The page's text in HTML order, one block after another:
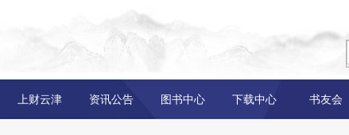
上财云津 资讯公告 图书中心 下载中心 书友会